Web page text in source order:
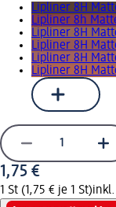
Lipliner 8H
Lipliner 8h
Lipliner 8H
Lipliner 8H
Lipliner 8H
Lipliner 8H
1,75 €
1 St (1,75 € je 1 St)inkl.